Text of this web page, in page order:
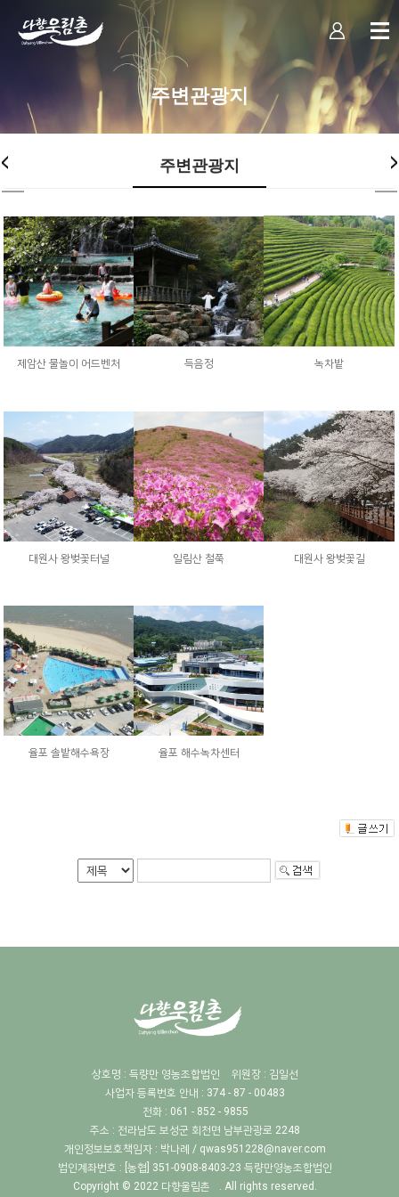
주변관광지
주변관광지
제암산 물놀이 어드벤처 득음정 녹차밭
대원사 왕벚꽃터널 일림산 철쭉 대원사 왕벚꽃길
율포 솔밭해수욕장 율포 해수녹차센터
상호명 : 득량만 영농조합법인
위원장 : 김일선
사업자 등록번호 안내 : 374 - 87 - 00483
전화 : 061 - 852 - 9855
주소 : 전라남도 보성군 회천면 남부관광로 2248
개인정보보호책임자 : 박나례 / qwas951228@naver.com
법인계좌번호 : [농협] 351-0908-8403-23 득량만영농조합법인
Copyright © 2022 다향울림촌 . All rights reserved.